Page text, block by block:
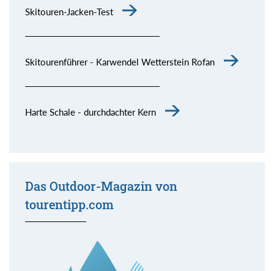
Skitouren-Jacken-Test
Skitourenführer - Karwendel Wetterstein Rofan
Harte Schale - durchdachter Kern
Das Outdoor-Magazin von
tourentipp.com